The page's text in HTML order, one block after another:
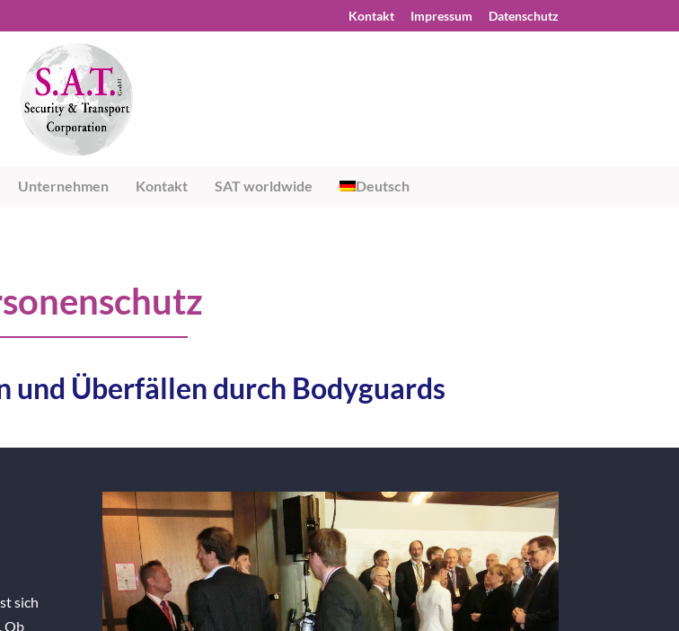
Kontakt Impressum Datenschutz
Unternehmen Kontakt SAT worldwide Deutsch
und Überfällen durch Bodyguards
sich
Ob